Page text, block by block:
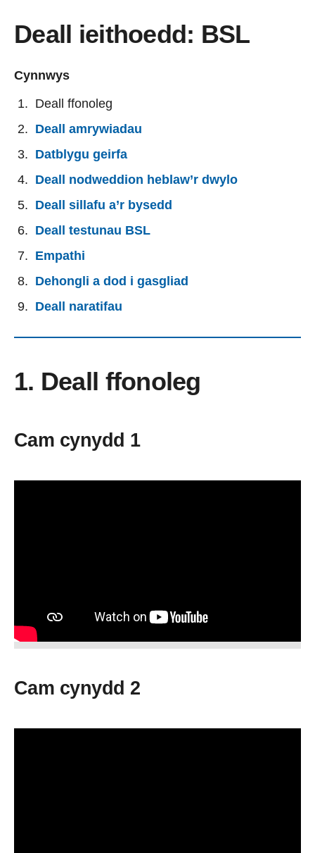
Deall ieithoedd: BSL
Cynnwys
Deall ffonoleg
Deall amrywiadau
Datblygu geirfa
Deall nodweddion heblaw’r dwylo
Deall sillafu a’r bysedd
Deall testunau BSL
Empathi
Dehongli a dod i gasgliad
Deall naratifau
1. Deall ffonoleg
Cam cynydd 1
Cam cynydd 2